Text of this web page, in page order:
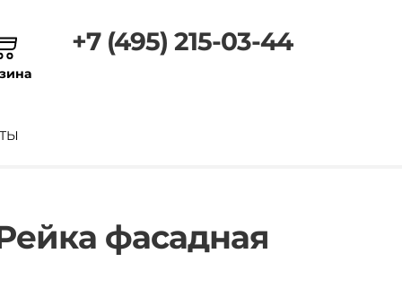
+7 (495) 215-03-44
фасадная